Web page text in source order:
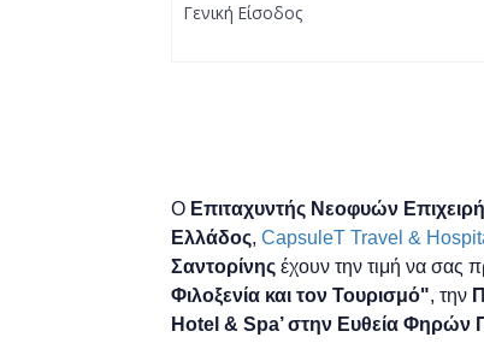
Γενική Είσοδος
Ο Επιταχυντής Νεοφυών
Ελλάδος, CapsuleT Travel &
Σαντορίνης έχουν την τιμή να σας
Φιλοξενία και τον Τουρισμό", την
Hotel & Spa’ στην Ευθεία Φηρών